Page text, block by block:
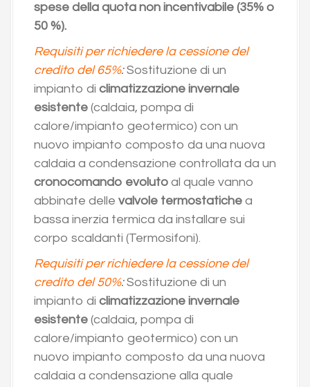
spese della quota non incentivabile (35% o
50 %).
Requisiti per richiedere la cessione del
credito del 65%:Sostituzione di un
impianto di climatizzazione invernale
esistente (caldaia, pompa di
calore/impianto geotermico) con un
nuovo impianto composto da una nuova
caldaia a condensazione controllata da un
cronocomando evoluto al quale vanno
abbinate delle valvole termostatiche a
bassa inerzia termica da installare sui
corpo scaldanti (Termosifoni).
Requisiti per richiedere la cessione del
credito del 50%:Sostituzione di un
impianto di climatizzazione invernale
esistente (caldaia, pompa di
calore/impianto geotermico) con un
nuovo impianto composto da una nuova
caldaia a condensazione alla quale